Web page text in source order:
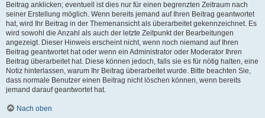
Beitrag anklicken; eventuell ist dies nur für einen begrenzten Zeitraum nach
seiner Erstellung möglich. Wenn bereits jemand auf Ihren Beitrag geantwortet
hat, wird Ihr Beitrag in der Themenansicht als überarbeitet gekennzeichnet. Es
wird sowohl die Anzahl als auch der letzte Zeitpunkt der Bearbeitungen
angezeigt. Dieser Hinweis erscheint nicht, wenn noch niemand auf Ihren
Beitrag geantwortet hat oder wenn ein Administrator oder Moderator Ihren
Beitrag überarbeitet hat. Diese können jedoch, falls sie es für nötig halten, eine
Notiz hinterlassen, warum Ihr Beitrag überarbeitet wurde. Bitte beachten Sie,
dass normale Benutzer einen Beitrag nicht löschen können, wenn bereits
jemand darauf geantwortet hat.
Nach oben